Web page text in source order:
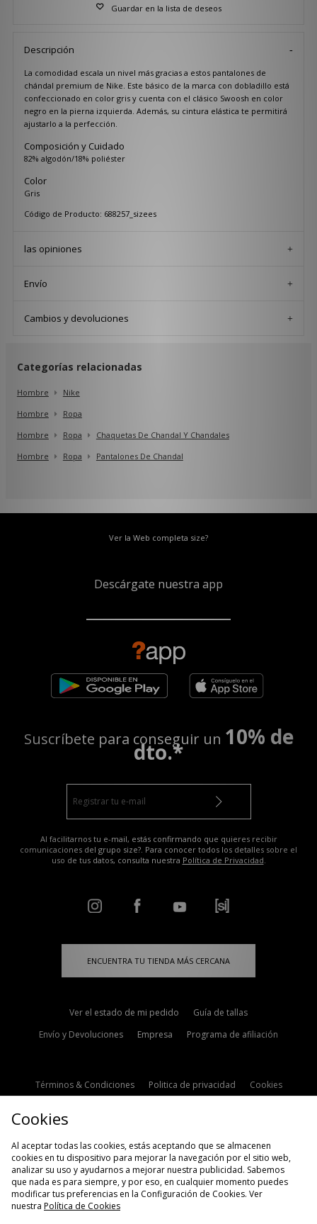
Guardar en la lista de deseos
Descripción
La comodidad escala un nivel más gracias a estos pantalones de
chándal premium de Nike. Este básico de la marca con dobladillo está
confeccionado en color gris y cuenta con el clásico Swoosh en color
negro en la pierna izquierda. Además, su cintura elástica te permitirá
ajustarlo a la perfección.
Composición y Cuidado
82% algodón/18% poliéster
Color
Gris
Código de Producto: 688257_sizees
las opiniones
Envío
Cambios y devoluciones
Categorías relacionadas
Hombre
Nike
Hombre
Ropa
Hombre
Ropa
Chaquetas De Chandal Y Chandales
Hombre
Ropa Pantalones De Chandal
Ver la Web completa size?
Descárgate nuestra app
Suscríbete para conseguir un 10% de
dto.*
Al facilitarnos tu e-mail, estás confirmando que quieres recibir
comunicaciones del grupo size?. Para conocer todos los detalles sobre el
uso de tus datos, consulta nuestra Política de Privacidad
ENCUENTRA TU TIENDA MÁS CERCANA
Ver el estado de mi pedido
Guía de tallas
Envío y Devoluciones
Empresa Programa de afiliación
Términos & Condiciones Politica de privacidad
Cookies
Cookies
Al aceptar todas las cookies, estás aceptando que se almacenen
cookies en tu dispositivo para mejorar la navegación por el sitio web,
analizar su uso y ayudarnos a mejorar nuestra publicidad. Sabemos
que nada es para siempre, y por eso, en cualquier momento puedes
modificar tus preferencias en la Configuración de Cookies. Ver
nuestra Política de Cookies